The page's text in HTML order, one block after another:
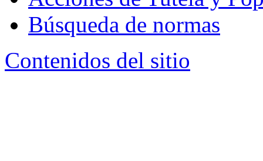
Búsqueda de normas
Contenidos del sitio